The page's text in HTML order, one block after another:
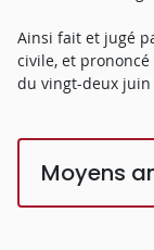
Ainsi fait et jugé
civile, et
du vingt-deux
Moyens